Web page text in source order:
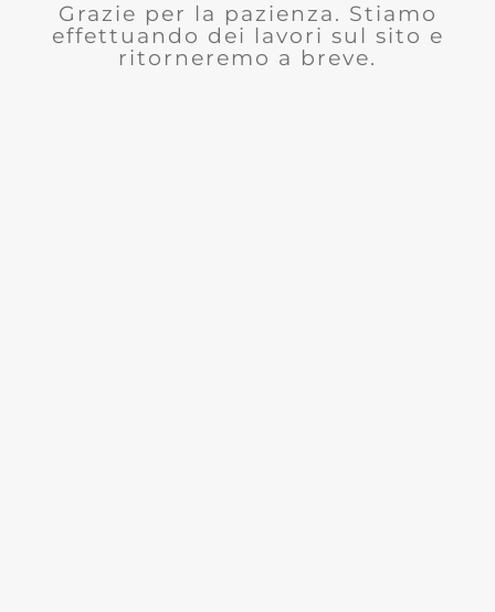
Grazie per la pazienza. Stiamo
effettuando dei lavori sul sito e
ritorneremo a breve.